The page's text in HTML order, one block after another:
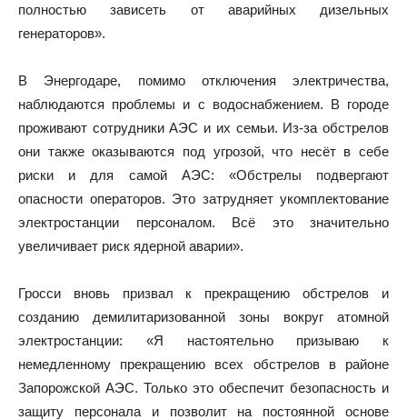
полностью зависеть от аварийных дизельных
генераторов».
В Энергодаре, помимо отключения электричества,
наблюдаются проблемы и с водоснабжением. В городе
проживают сотрудники АЭС и их семьи. Из-за обстрелов
они также оказываются под угрозой, что несёт в себе
риски и для самой АЭС: «Обстрелы подвергают
опасности операторов. Это затрудняет укомплектование
электростанции персоналом. Всё это значительно
увеличивает риск ядерной аварии».
Гросси вновь призвал к прекращению обстрелов и
созданию демилитаризованной зоны вокруг атомной
электростанции: «Я настоятельно призываю к
немедленному прекращению всех обстрелов в районе
Запорожской АЭС. Только это обеспечит безопасность и
защиту персонала и позволит на постоянной основе